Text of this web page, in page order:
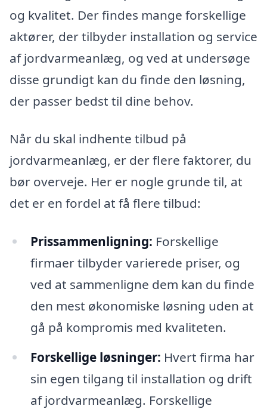
og kvalitet. Der findes mange forskellige
aktører, der tilbyder installation og service
af jordvarmeanlæg, og ved at undersøge
disse grundigt kan du finde den løsning,
der passer bedst til dine behov.
Når du skal indhente tilbud på
jordvarmeanlæg, er der flere faktorer, du
bør overveje. Her er nogle grunde til, at
det er en fordel at få flere tilbud:
Prissammenligning: Forskellige
firmaer tilbyder varierede priser, og
ved at sammenligne dem kan du finde
den mest økonomiske løsning uden at
gå på kompromis med kvaliteten.
Forskellige løsninger: Hvert firma har
sin egen tilgang til installation og drift
af jordvarmeanlæg. Forskellige